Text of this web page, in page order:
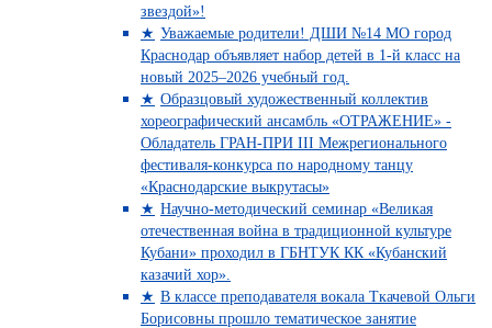
звездой»!
Уважаемые родители! ДШИ №14 МО город
Краснодар объявляет набор детей в 1-й класс на
новый 2025–2026 учебный год.
Образцовый художественный коллектив
хореографический ансамбль «ОТРАЖЕНИЕ» -
Обладатель ГРАН-ПРИ III Межрегионального
фестиваля-конкурса по народному танцу
«Краснодарские выкрутасы»
Научно-методический семинар «Великая
отечественная война в традиционной культуре
Кубани» проходил в ГБНТУК КК «Кубанский
казачий хор».
В классе преподавателя вокала Ткачевой Ольги
Борисовны прошло тематическое занятие